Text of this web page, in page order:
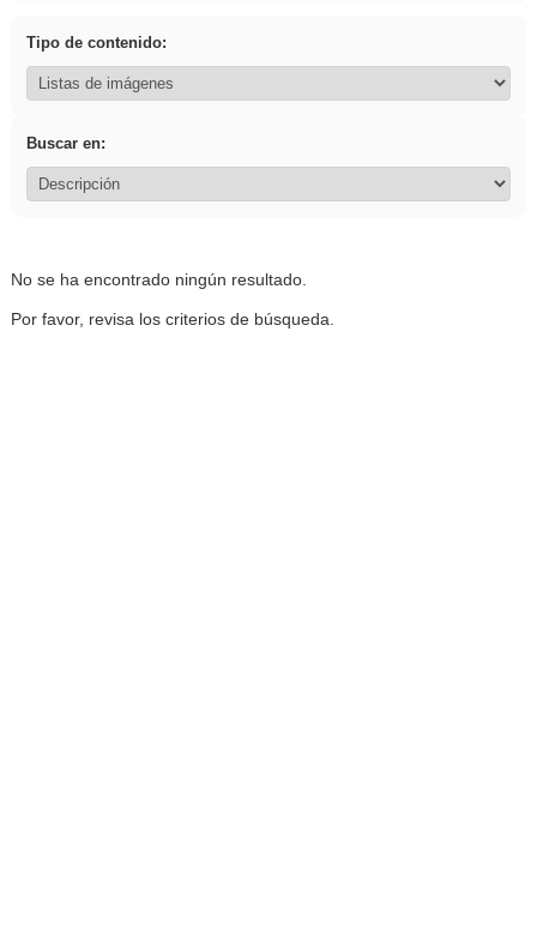
Tipo de contenido:
Buscar en:
No se ha encontrado ningún resultado.
Por favor, revisa los criterios de búsqueda.